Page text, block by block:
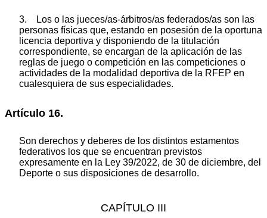
3. Los o las jueces/as-árbitros/as federados/as son las
personas físicas que, estando en posesión de la oportuna
licencia deportiva y disponiendo de la titulación
correspondiente, se encargan de la aplicación de las
reglas de juego o competición en las competiciones o
actividades de la modalidad deportiva de la RFEP en
cualesquiera de sus especialidades.
Artículo 16.
Son derechos y deberes de los distintos estamentos
federativos los que se encuentran previstos
expresamente en la Ley 39/2022, de 30 de diciembre, del
Deporte o sus disposiciones de desarrollo.
CAPÍTULO III